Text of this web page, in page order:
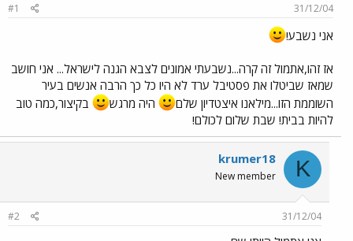
ש
א
ר
י
31/12/04
#1
אני נשבע!
אז זהו,אתמול זה קרה...נשבעתי אמונים לצבא הגנה לישראל... אני חושב
שמאז שביטלו את פסטיבל ערד לא היו כל כך הרבה אנשים בעיר
השוממת הזו...מילאנו איצטדיון שלם
היה מרגש
בקיצור,כמה טוב
להיות בבית! שבת שלום לכולם!
K
krumer18
New member
31/12/04
#2